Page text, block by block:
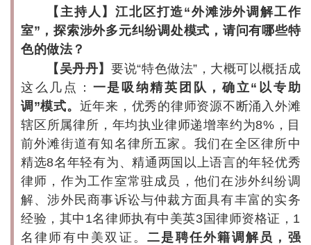
【主持人】江北区打造“外滩涉外调解工作
室”，探索涉外多元纠纷调处模式，请问有哪些特
色的做法？
【吴丹丹】要说“特色做法”，大概可以概括成
这么几点： 一是吸纳精英团队，确立“以专助
调”模式。 近年来，优秀的律师资源不断涌入外滩
辖区所属律所，年均执业律师递增率约为8%，目
前外滩街道有知名律所五家。我们在全区律所中
精选8名年轻有为、精通两国以上语言的年轻优秀
律师，作为工作室常驻成员，他们在涉外纠纷调
解、涉外民商事诉讼与仲裁方面具有丰富的实务
经验，其中1名律师执有中美英3国律师资格证，1
名律师有中美双证。二是聘任外籍调解员，强